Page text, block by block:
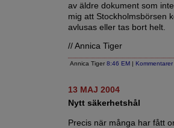
av äldre dokument som
mig att Stockholmsbörsen
avlusas eller tas bort helt.
// Annica Tiger
Annica Tiger 8:46 EM | Kommentarer
13 MAJ 2004
Nytt säkerhetshål
Precis när många har fått